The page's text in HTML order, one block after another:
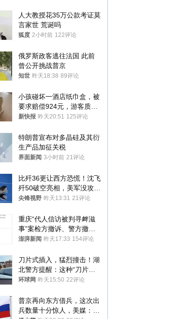
人大教授花35万公款考证莫
言家世 荒诞吗
狐度 2小时前 122评论
俄罗斯政客逃往法国 此前
曾公开挑战普京
知世 昨天18:38 89评论
小孩碰坏一酒店纸巾盒，被
要求赔偿924元，游客质疑
酒店房客物品超高标价，市
新快报 昨天20:51 125评论
特朗普宣布对多晶硅及其衍
生产品加征关税
界面新闻 3小时前 21评论
比歼36更让西方恐慌！沈飞
歼50破空亮相，美军没攻克
的技术被拿下
尖锋视野 昨天13:31 21评论
重庆“代人信访被判寻衅滋
事”案检方撤诉、警方撤
案，两被告人获国赔
澎湃新闻 昨天17:33 154评论
刀片式插入，猛烈撞击！湖
北警方提醒：这种“刀片超
车”，太危险了
环球网 昨天15:50 22评论
普京再向东方借兵，这次出
兵数量十分惊人，美媒：俄